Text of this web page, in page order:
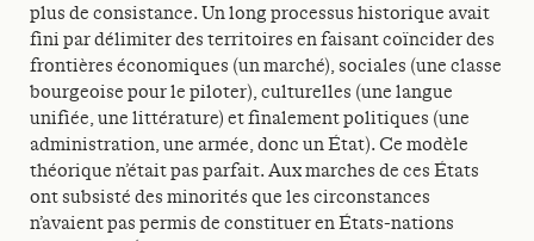
plus de consistance. Un long processus historique avait
fini par délimiter des territoires en faisant coïncider des
frontières économiques (un marché), sociales (une classe
bourgeoise pour le piloter), culturelles (une langue
unifiée, une littérature) et finalement politiques (une
administration, une armée, donc un État). Ce modèle
théorique n’était pas parfait. Aux marches de ces États
ont subsisté des minorités que les circonstances
n’avaient pas permis de constituer en États-nations